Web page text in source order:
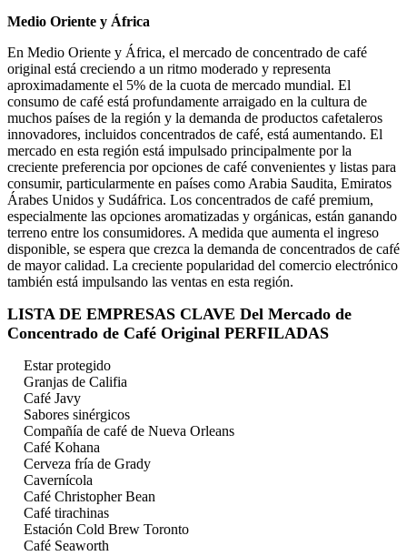
Medio Oriente y África
En Medio Oriente y África, el mercado de concentrado de café
original está creciendo a un ritmo moderado y representa
aproximadamente el 5% de la cuota de mercado mundial. El
consumo de café está profundamente arraigado en la cultura de
muchos países de la región y la demanda de productos cafetaleros
innovadores, incluidos concentrados de café, está aumentando. El
mercado en esta región está impulsado principalmente por la
creciente preferencia por opciones de café convenientes y listas para
consumir, particularmente en países como Arabia Saudita, Emiratos
Árabes Unidos y Sudáfrica. Los concentrados de café premium,
especialmente las opciones aromatizadas y orgánicas, están ganando
terreno entre los consumidores. A medida que aumenta el ingreso
disponible, se espera que crezca la demanda de concentrados de café
de mayor calidad. La creciente popularidad del comercio electrónico
también está impulsando las ventas en esta región.
LISTA DE EMPRESAS CLAVE Del Mercado de
Concentrado de Café Original PERFILADAS
Estar protegido
Granjas de Califia
Café Javy
Sabores sinérgicos
Compañía de café de Nueva Orleans
Café Kohana
Cerveza fría de Grady
Cavernícola
Café Christopher Bean
Café tirachinas
Estación Cold Brew Toronto
Café Seaworth